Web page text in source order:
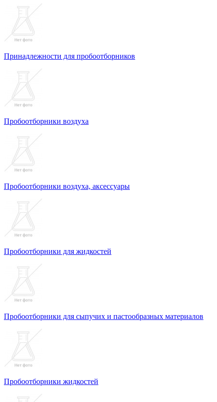
Принадлежности для пробоотборников
Пробоотборники воздуха
Пробоотборники воздуха, аксессуары
Пробоотборники для жидкостей
Пробоотборники для сыпучих и пастообразных материалов
Пробоотборники жидкостей